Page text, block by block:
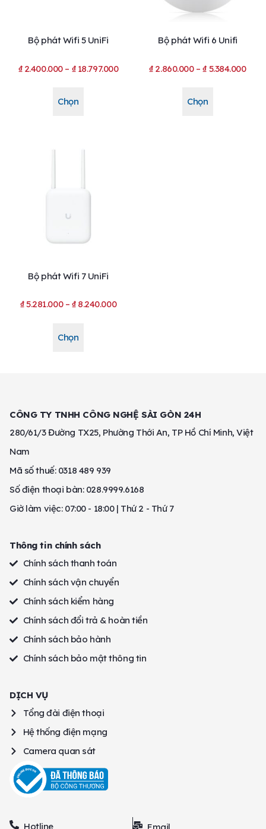
Bộ phát Wifi 5 UniFi
₫2.400.000 – ₫18.797.000
Chọn
Bộ phát Wifi 6 Unifi
₫2.860.000 – ₫5.384.000
Chọn
Bộ phát Wifi 7 UniFi
₫5.281.000 – ₫8.240.000
Chọn
CÔNG TY TNHH CÔNG NGHỆ SÀI GÒN 24H
280/61/3 Đường TX25, Phường Thới An, TP Hồ Chí Minh, Việt
Nam
Mã số thuế: 0318 489 939
Số điện thoại bàn: 028.9999.6168
Giờ làm việc: 07:00 - 18:00 | Thứ 2 - Thứ 7
Thông tin chính sách
Chính sách thanh toán
Chính sách vận chuyển
Chính sách kiểm hàng
Chính sách đổi trả & hoàn tiền
Chính sách bảo hành
Chính sách bảo mật thông tin
DỊCH VỤ
Tổng đài điện thoại
Hệ thống điện mạng
Camera quan sát
Hotline Email